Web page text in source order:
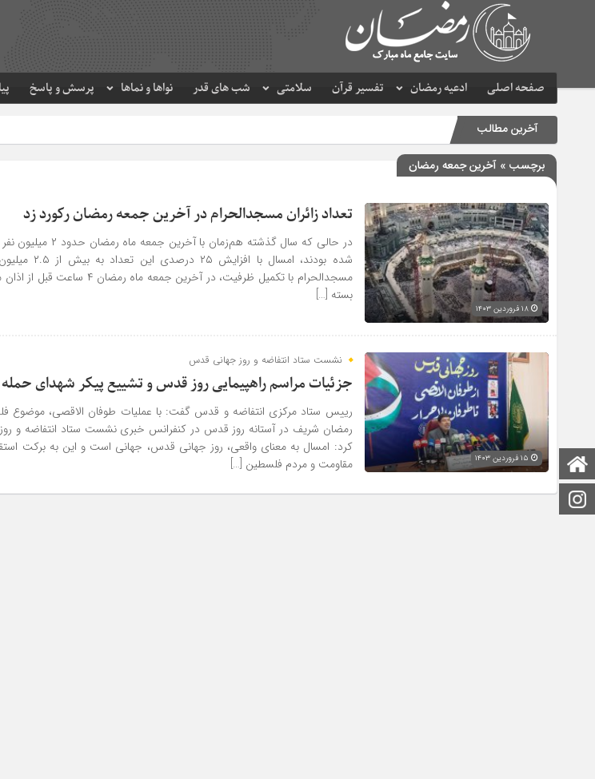
صفحه اصلی ادعیه رمضان تفسیر قرآن سلامتی شب های قدر نواها و نماها پرسش و پاسخ
صفحه اصلی
اینستاگرام
آخرین مطالب حرم
برچسب » آخرین جمعه رمضان
تعداد زائران مسجدالحرام در آخرین جمعه رمضان رکورد زد
در حالی که سال گذشته هم‌زمان
شده بودند، امسال
مسجدالحرام با تکمیل ظرفیت، در آخرین
بسته […]
نشست ستاد انتفاضه و روز جهانی قدس
جزئیات مراسم راهپیمایی روز قدس و تشییع پیکر شهدای حمله
رییس ستاد مرکزی انتفاضه و قدس گفت: با عملیات طوفان الاقصی، موضوع
رمضان شریف در آستانه روز قدس در کنفرانس خبری نشست ستاد انتفاضه و
کرد: امسال به معنای واقعی، روز جهانی قدس، جهانی است و این به برکت
مقاومت و مردم فلسطین […]